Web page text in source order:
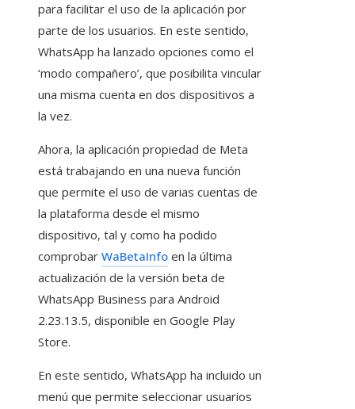
para facilitar el uso de la aplicación por
parte de los usuarios. En este sentido,
WhatsApp ha lanzado opciones como el
‘modo compañero’, que posibilita vincular
una misma cuenta en dos dispositivos a
la vez.
Ahora, la aplicación propiedad de Meta
está trabajando en una nueva función
que permite el uso de varias cuentas de
la plataforma desde el mismo
dispositivo, tal y como ha podido
comprobar WaBetaInfo en la última
actualización de la versión beta de
WhatsApp Business para Android
2.23.13.5, disponible en Google Play
Store.
En este sentido, WhatsApp ha incluido un
menú que permite seleccionar usuarios